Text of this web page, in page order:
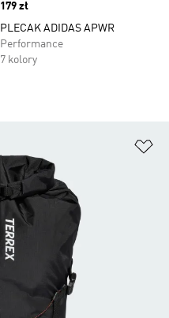
Price
179 zł
PLECAK ADIDAS APWR
Performance
7 kolory